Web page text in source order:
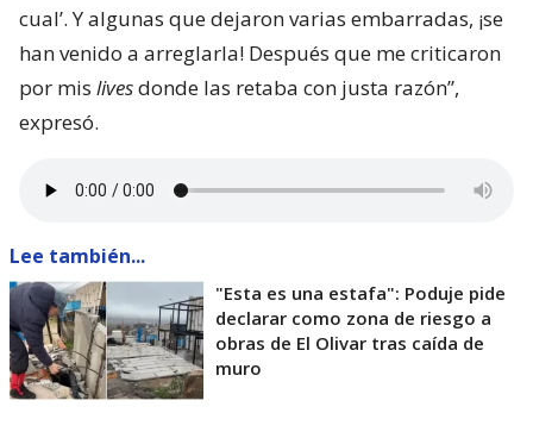
cual’. Y algunas que dejaron varias embarradas, ¡se
han venido a arreglarla! Después que me criticaron
por mis livesdonde las retaba con justa razón”,
expresó.
Lee también...
"Esta es una estafa": Poduje pide
declarar como zona de riesgo a
obras de El Olivar tras caída de
muro